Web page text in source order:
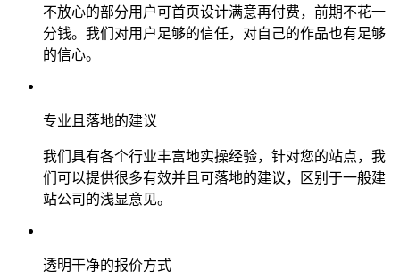
不放心的部分用户可首页设计满意再付费，前期不花一
分钱。我们对用户足够的信任，对自己的作品也有足够
的信心。
专业且落地的建议
我们具有各个行业丰富地实操经验，针对您的站点，我
们可以提供很多有效并且可落地的建议，区别于一般建
站公司的浅显意见。
透明干净的报价方式